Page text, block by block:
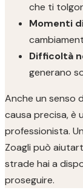
che ti
Momenti
Difficoltà
generano
Anche un senso
causa precisa, è
professionista.
Zoagli può
strade hai a
proseguire.